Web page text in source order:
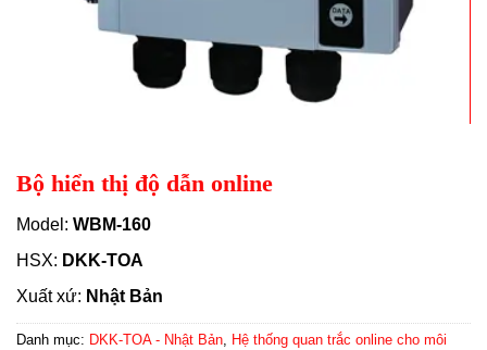
Bộ hiển thị độ dẫn online
Model: WBM-160
HSX: DKK-TOA
Xuất xứ: Nhật Bản
Danh mục: DKK-TOA - Nhật Bản, Hệ thống quan trắc online cho môi